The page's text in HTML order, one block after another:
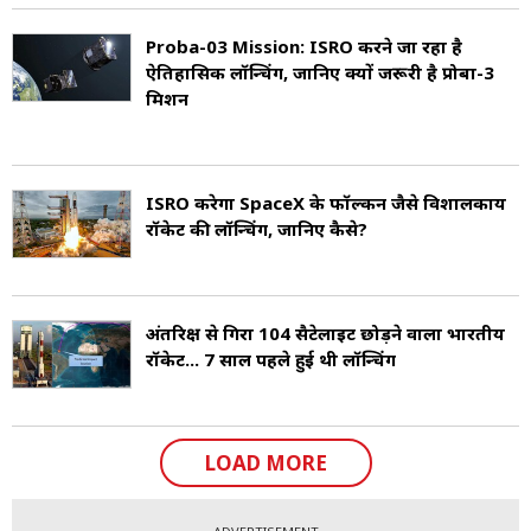
Proba-03 Mission: ISRO करने जा रहा है
ऐतिहासिक लॉन्चिंग, जानिए क्यों जरूरी है प्रोबा-3
मिशन
ISRO करेगा SpaceX के फॉल्कन जैसे विशालकाय
रॉकेट की लॉन्चिंग, जानिए कैसे?
अंतरिक्ष से गिरा 104 सैटेलाइट छोड़ने वाला भारतीय
रॉकेट... 7 साल पहले हुई थी लॉन्चिंग
LOAD MORE